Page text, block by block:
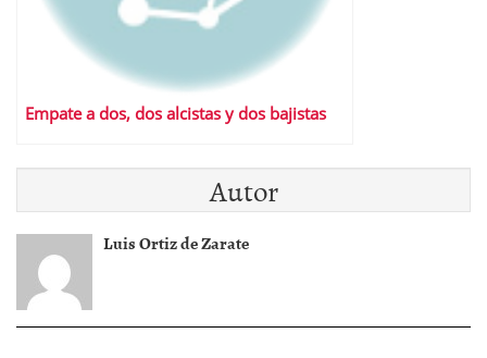
Empate a dos, dos alcistas y dos bajistas
Autor
Luis Ortiz de Zarate